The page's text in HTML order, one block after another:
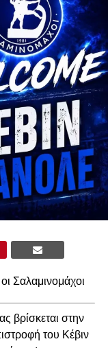
Σαλαμινομάχοι
βρίσκεται στην
του Κέβιν